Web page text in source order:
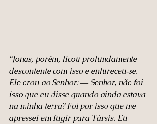
“Jonas, porém, ficou profundamente
descontente com isso e enfureceu‑se.
Ele orou ao Senhor: ― Senhor, não foi
isso que eu disse quando ainda estava
na minha terra? Foi por isso que me
apressei em fugir para Társis. Eu